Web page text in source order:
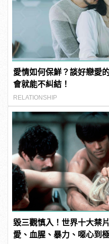
愛情如何保鮮？談好戀愛
會就能不糾結！
RELATIONSHIP
毀三觀慎入！世界十大禁
愛、血腥、暴力、噁心到